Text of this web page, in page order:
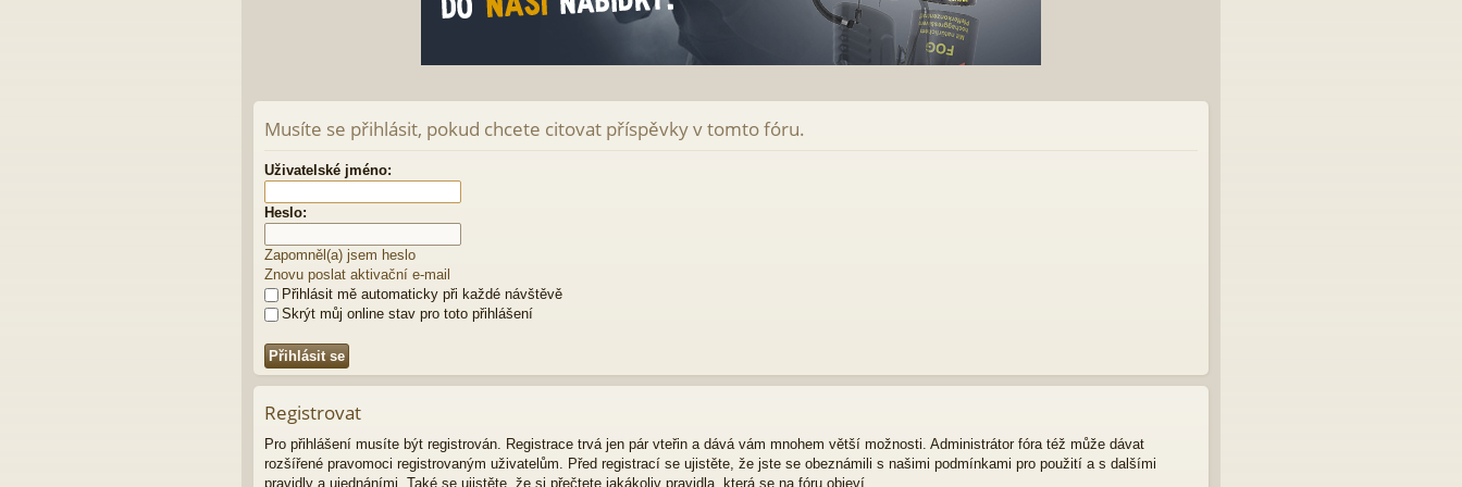
Musíte se přihlásit, pokud chcete citovat příspěvky v tomto fóru.
Uživatelské jméno:
Heslo:
Zapomněl(a) jsem heslo
Znovu poslat aktivační e-mail
Přihlásit mě automaticky při každé návštěvě
Skrýt můj online stav pro toto přihlášení
Registrovat
Pro přihlášení musíte být registrován. Registrace trvá jen pár vteřin a dává vám mnohem větší možnosti. Administrátor fóra též může dávat
rozšířené pravomoci registrovaným uživatelům. Před registrací se ujistěte, že jste se obeznámili s našimi podmínkami pro použití a s dalšími
pravidly a ujednáními. Také se ujistěte, že si přečtete jakákoliv pravidla, která se na fóru objeví.